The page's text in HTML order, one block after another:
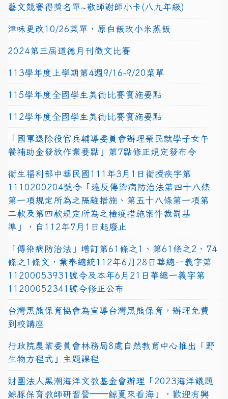
藝文競賽得獎名單~敬師謝師小卡(八九年級)
津味更改10/26菜單，原白飯改小米蒸飯
2024第三屆道德月刊徵文比賽
113學年度上學期第4週9/16-9/20菜單
115學年度全國學生美術比賽實施要點
112學年度全國學生美術比賽實施要點
「國軍退除役官兵輔導委員會辦理榮民就學子女午
餐補助金發放作業要點」第7點修正規定發布令
衛生福利部中華民國111年3月1日衛授疾字第
1110200204號令「違反傳染病防治法第四十八條
第一項規定所為之隔離措施、第五十八條第一項第
二款及第四款規定所為之檢疫措施案件裁罰基
準」，自112年7月1日起廢止
「傳染病防治法」增訂第61條之1、第61條之2、74
條之1條文，業奉總統112年6月28日華總一義字第
11200053931號令及本年6月21日華總一義字第
11200052341號令修正公布
台灣黑熊保育協會為宣導台灣黑熊保育，辦理免費
到校講座
行政院農業委員會林務局8處自然教育中心推出「野
生物方程式」主題課程
財團法人黑潮海洋文教基金會辦理「2023海洋議題
鯨豚保育教師研習營──鯨夏來看海」，歡迎有興